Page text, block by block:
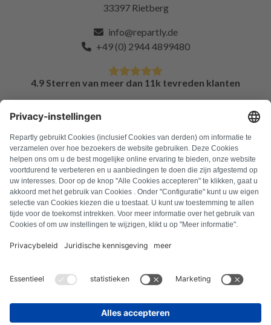
33397 Rietberg
info@repartly.de
+49 (0) 2944 4899480
4.9 Sterren van meer dan 11k tevreden klanten
FAQ
Alle foutcodes
Over ons
Druk op
Colofon
Algemene voorwaarden
Cookiebeleid
Contract herroepen